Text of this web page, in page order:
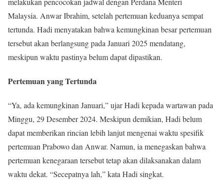
Malaysia. Anwar Ibrahim, setelah pertemuan keduanya sempat
tertunda. Hadi menyatakan bahwa kemungkinan besar pertemuan
tersebut akan berlangsung pada Januari 2025 mendatang,
meskipun waktu pastinya belum dapat dipastikan.
Pertemuan yang Tertunda
“Ya, ada kemungkinan Januari,” ujar Hadi kepada wartawan pada
Minggu, 29 Desember 2024. Meskipun demikian, Hadi belum
dapat memberikan rincian lebih lanjut mengenai waktu spesifik
pertemuan Prabowo dan Anwar. Namun, ia menegaskan bahwa
pertemuan kenegaraan tersebut tetap akan dilaksanakan dalam
waktu dekat. “Secepatnya lah,” kata Hadi singkat.